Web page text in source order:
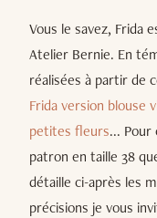
Vous le savez, Frida
Atelier Bernie. En
réalisées à partir de
Frida version blouse
petites fleurs... Pour
patron en taille 38
détaille ci-après les
précisions je vous